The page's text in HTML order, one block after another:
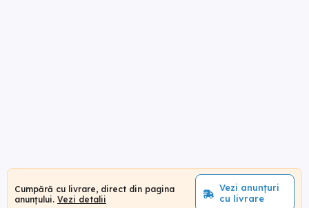
Cumpără cu livrare, direct din pagina
anunțului. Vezi detalii
Vezi anunțuri
cu livrare